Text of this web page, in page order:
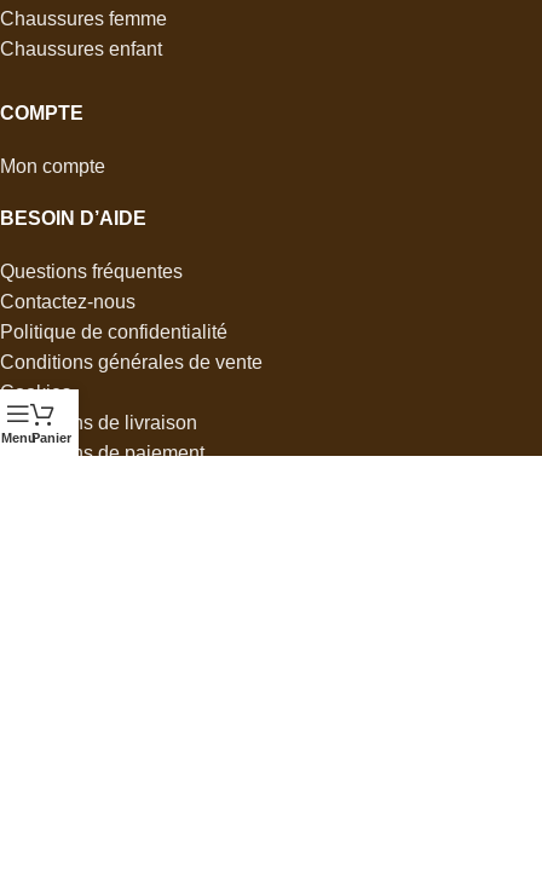
Chaussures femme
Chaussures enfant
COMPTE
Mon compte
BESOIN D’AIDE
Questions fréquentes
Contactez-nous
Politique de confidentialité
Conditions générales de vente
Cookies
Conditions de livraison
Conditions de paiement
MenuPanier